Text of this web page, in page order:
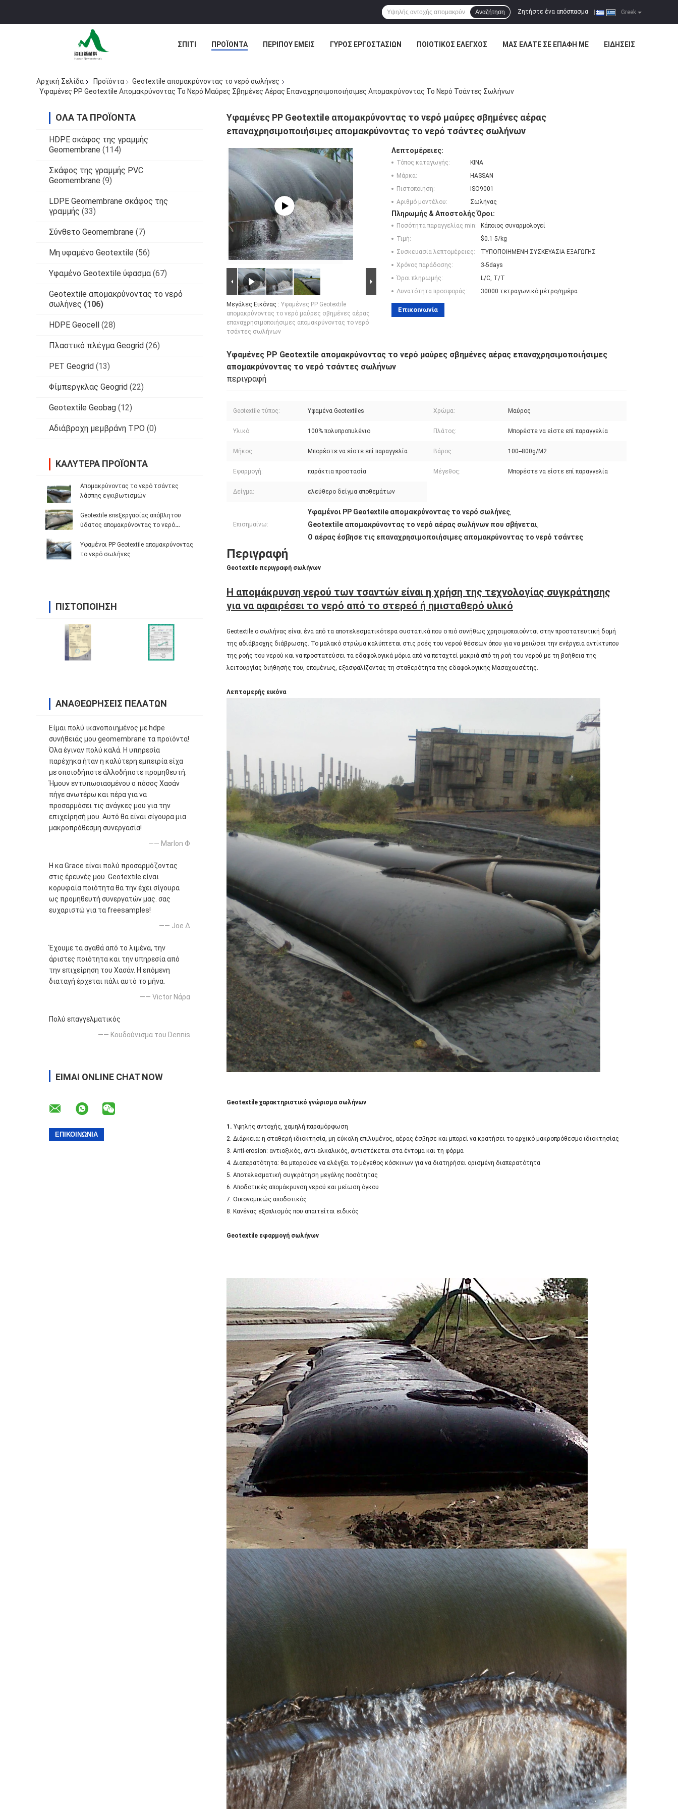
Greek
Ζητήστε ένα απόσπασμα
Αναζήτηση
ΣΠΊΤΙ ΠΡΟΪΌΝΤΑ ΠΕΡΊΠΟΥ ΕΜΕΊΣ ΓΎΡΟΣ ΕΡΓΟΣΤΑΣΊΩΝ ΠΟΙΟΤΙΚΌΣ ΈΛΕΓΧΟΣ ΜΑΣ ΕΛΆΤΕ ΣΕ ΕΠΑΦΉ ΜΕ ΕΙΔΉΣΕΙΣ
Αρχική Σελίδα
Προϊόντα
Geotextile απομακρύνοντας το νερό σωλήνες
Υφαμένες PP Geotextile Απομακρύνοντας Το Νερό Μαύρες Σβημένες Αέρας Επαναχρησιμοποιήσιμες Απομακρύνοντας Το Νερό Τσάντες Σωλήνων
ΌΛΑ ΤΑ ΠΡΟΪΌΝΤΑ
HDPE σκάφος της γραμμής
Geomembrane (114)
Σκάφος της γραμμής PVC
Geomembrane (9)
LDPE Geomembrane σκάφος της
γραμμής (33)
Σύνθετο Geomembrane (7)
Μη υφαμένο Geotextile (56)
Υφαμένο Geotextile ύφασμα (67)
Geotextile απομακρύνοντας το νερό
σωλήνες (106)
HDPE Geocell (28)
Πλαστικό πλέγμα Geogrid (26)
PET Geogrid (13)
Φίμπεργκλας Geogrid (22)
Geotextile Geobag (12)
Αδιάβροχη μεμβράνη TPO (0)
ΚΑΛΎΤΕΡΑ ΠΡΟΪΌΝΤΑ
Απομακρύνοντας το νερό τσάντες
λάσπης εγκιβωτισμών
Geotextile επεξεργασίας απόβλητου
ύδατος απομακρύνοντας το νερό
Υφαμένοι PP Geotextile απομακρύνοντας
το νερό σωλήνες
ΠΙΣΤΟΠΟΊΗΣΗ
ΑΝΑΘΕΩΡΉΣΕΙΣ ΠΕΛΑΤΏΝ
Είμαι πολύ ικανοποιημένος με hdpe
συνήθειάς μου geomembrane τα προϊόντα!
Όλα έγιναν πολύ καλά. Η υπηρεσία
παρέχηκα ήταν η καλύτερη εμπειρία είχα
με οποιοδήποτε άλλοδήποτε προμηθευτή.
Ήμουν εντυπωσιασμένου ο πόσος Χασάν
πήγε ανωτέρω και πέρα για να
προσαρμόσει τις ανάγκες μου για την
επιχείρησή μου. Αυτό θα είναι σίγουρα μια
μακροπρόθεσμη συνεργασία!
—— Marlon Φ
Η κα Grace είναι πολύ προσαρμόζοντας
στις έρευνές μου. Geotextile είναι
κορυφαία ποιότητα θα την έχει σίγουρα
ως προμηθευτή συνεργατών μας. σας
ευχαριστώ για τα freesamples!
—— Joe Δ
Έχουμε τα αγαθά από το λιμένα, την
άριστες ποιότητα και την υπηρεσία από
την επιχείρηση του Χασάν. Η επόμενη
διαταγή έρχεται πάλι αυτό το μήνα.
—— Victor Νάρα
Πολύ επαγγελματικός
—— Κουδούνισμα του Dennis
ΕΊΜΑΙ ONLINE CHAT NOW
Υφαμένες PP Geotextile απομακρύνοντας το νερό μαύρες σβημένες αέρας
επαναχρησιμοποιήσιμες απομακρύνοντας το νερό τσάντες σωλήνων
Μεγάλες Εικόνας : Υφαμένες PP Geotextile
απομακρύνοντας το νερό μαύρες σβημένες αέρας
επαναχρησιμοποιήσιμες απομακρύνοντας το νερό
τσάντες σωλήνων
Λεπτομέρειες:
Τόπος καταγωγής:
ΚΙΝΑ
Μάρκα:
HASSAN
Πιστοποίηση:
ISO9001
Αριθμό μοντέλου:
Σωλήνας
Πληρωμής & Αποστολής Όροι:
Ποσότητα παραγγελίας min:
Κάποιος συναρμολογεί
Τιμή:
$0.1-5/kg
Συσκευασία λεπτομέρειες:
ΤΥΠΟΠΟΙΗΜΕΝΗ ΣΥΣΚΕΥΑΣΙΑ ΕΞΑΓΩΓΗΣ
Χρόνος παράδοσης:
3-5days
Όροι πληρωμής:
L/C, T/T
Δυνατότητα προσφοράς:
30000 τετραγωνικό μέτρο/ημέρα
Επικοινωνία
Υφαμένες PP Geotextile απομακρύνοντας το νερό μαύρες σβημένες αέρας επαναχρησιμοποιήσιμες
απομακρύνοντας το νερό τσάντες σωλήνων
περιγραφή
Geotextile τύπος: Υφαμένα Geotextiles Χρώμα: Μαύρος
Υλικό: 100% πολυπροπυλένιο Πλάτος: Μπορέστε να είστε επί παραγγελία
Μήκος: Μπορέστε να είστε επί παραγγελία Βάρος: 100--800g/M2
Εφαρμογή: παράκτια προστασία Μέγεθος: Μπορέστε να είστε επί παραγγελία
Δείγμα: ελεύθερο δείγμα αποθεμάτων
Επισημαίνω:
Υφαμένοι PP Geotextile απομακρύνοντας το νερό σωλήνες
Geotextile απομακρύνοντας το νερό αέρας σωλήνων που σβήνεται
Ο αέρας έσβησε τις επαναχρησιμοποιήσιμες απομακρύνοντας το νερό τσάντες
Περιγραφή
Geotextile περιγραφή σωλήνων
Η απομάκρυνση νερού των τσαντών είναι η χρήση της τεχνολογίας συγκράτησης
για να αφαιρέσει το νερό από το στερεό ή ημισταθερό υλικό
Geotextile ο σωλήνας είναι ένα από τα αποτελεσματικότερα συστατικά που ο πιό συνήθως χρησιμοποιούνται στην προστατευτική δομή
της αδιάβροχης διάβρωσης. Το μαλακό στρώμα καλύπτεται στις ροές του νερού θέσεων όπου για να μειώσει την ενέργεια αντίκτυπου
της ροής του νερού και να προστατεύσει τα εδαφολογικά μόρια από να πεταχτεί μακριά από τη ροή του νερού με τη βοήθεια της
λειτουργίας διήθησής του, επομένως, εξασφαλίζοντας τη σταθερότητα της εδαφολογικής Μασαχουσέτης.
Λεπτομερής εικόνα
Geotextile χαρακτηριστικό γνώρισμα σωλήνων
1. Υψηλής αντοχής, χαμηλή παραμόρφωση
2. Διάρκεια: η σταθερή ιδιοκτησία, μη εύκολη επιλυμένος, αέρας έσβησε και μπορεί να κρατήσει το αρχικό μακροπρόθεσμο ιδιοκτησίας
3. Anti-erosion: αντιοξικός, αντι-αλκαλικός, αντιστέκεται στα έντομα και τη φόρμα
4. Διαπερατότητα: θα μπορούσε να ελέγξει το μέγεθος κόσκινων για να διατηρήσει ορισμένη διαπερατότητα
5. Αποτελεσματική συγκράτηση μεγάλης ποσότητας
6. Αποδοτικές απομάκρυνση νερού και μείωση όγκου
7. Οικονομικώς αποδοτικός
8. Κανένας εξοπλισμός που απαιτείται ειδικός
Geotextile εφαρμογή σωλήνων